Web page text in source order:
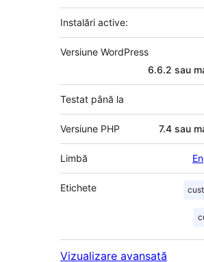
Instalări active:
Versiune WordPress
6.6.2 sau
Testat până la
Versiune PHP 7.4 sau
Limbă
Etichete
Vizualizare avansată